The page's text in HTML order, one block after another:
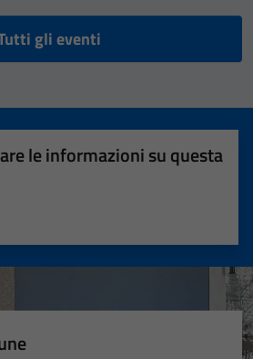
gli eventi
le informazioni su questa
5 stelle su 5
su 5
su 5
5